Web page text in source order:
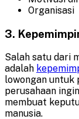
Organisasi
3.
Salah satu dari
adalah
lowongan untuk
perusahaan
membuat
manusia.